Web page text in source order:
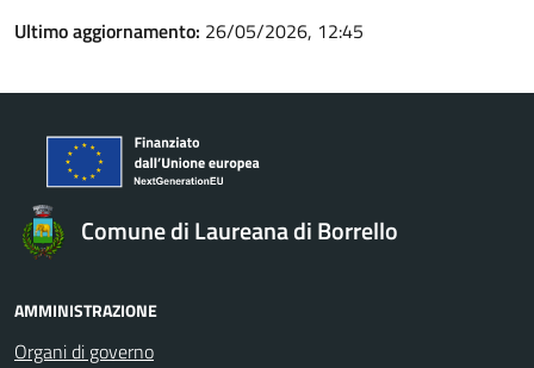
Ultimo aggiornamento: 26/05/2026, 12:45
Comune di Laureana di Borrello
AMMINISTRAZIONE
Organi di governo